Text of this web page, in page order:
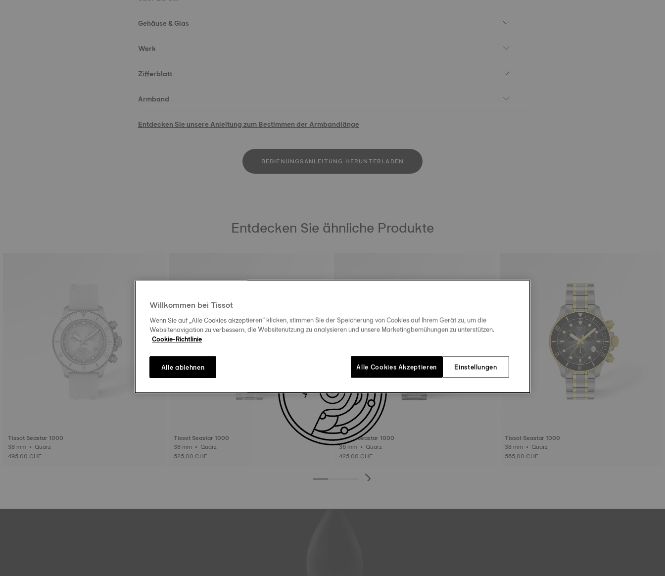
Gehäuse & Glas
Werk
Zifferblatt
Armband
Entdecken Sie unsere Anleitung zum Bestimmen der Armbandlänge
BEDIENUNGSANLEITUNG HERUNTERLADEN
Entdecken Sie ähnliche Produkte
Tissot Seastar 1000
38 mm • Quarz
495,00 CHF
Tissot Seastar 1000
38 mm • Quarz
525,00 CHF
Tissot Seastar 1000
36 mm • Quarz
425,00 CHF
Tissot Seastar 1000
38 mm • Quarz
565,00 CHF
Willkommen bei Tissot
Wenn Sie auf „Alle Cookies akzeptieren“ klicken, stimmen Sie der Speicherung von Cookies auf Ihrem Gerät zu, um die
Websitenavigation zu verbessern, die Websitenutzung zu analysieren und unsere Marketingbemühungen zu unterstützen.
Cookie-Richtlinie
Einstellungen
Alle ablehnen Alle Cookies Akzeptieren